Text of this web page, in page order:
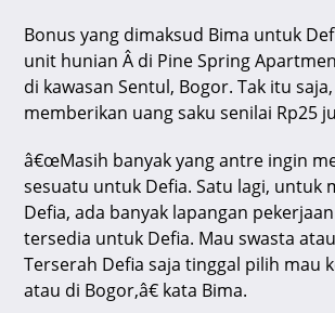
Bonus yang dimaksud Bima untuk
unit hunian Â di Pine Spring
di kawasan Sentul, Bogor. Tak itu
memberikan uang saku senilai Rp25
â€œMasih banyak yang antre ingin
sesuatu untuk Defia. Satu lagi, untuk
Defia, ada banyak lapangan
tersedia untuk Defia. Mau swasta
Terserah Defia saja tinggal pilih mau
atau di Bogor,â€ kata Bima.